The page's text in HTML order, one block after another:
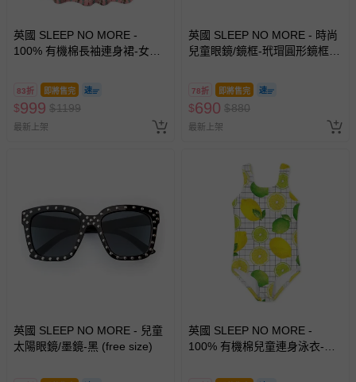
英國 SLEEP NO MORE -
100% 有機棉長袖連身裙-女孩
83折 即將售完
$999 $1199
最新上架
英國 SLEEP NO MORE - 時尚
兒童眼鏡/鏡框-玳瑁圓形鏡框
78折 即將售完
$690 $880
最新上架
英國 SLEEP NO MORE - 兒童
太陽眼鏡/墨鏡-黑 (free size)
英國 SLEEP NO MORE -
100% 有機棉兒童連身泳衣-檸